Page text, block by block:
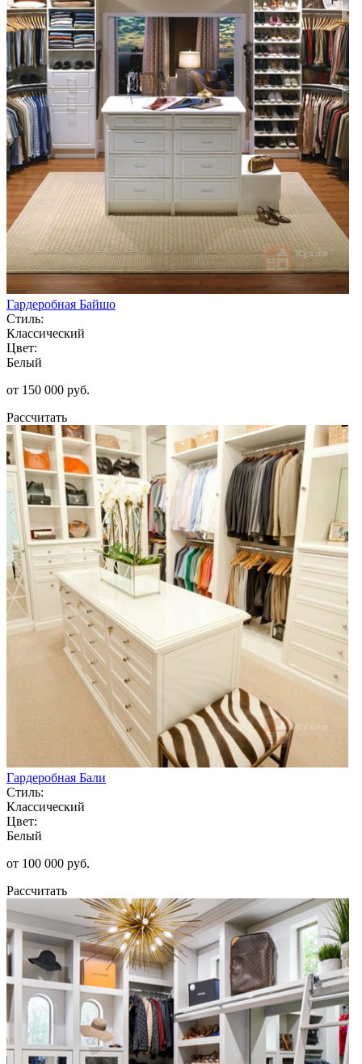
Гардеробная Байшо
Стиль:
Классический
Цвет:
Белый
от 150 000 руб.
Рассчитать
Гардеробная Бали
Стиль:
Классический
Цвет:
Белый
от 100 000 руб.
Рассчитать